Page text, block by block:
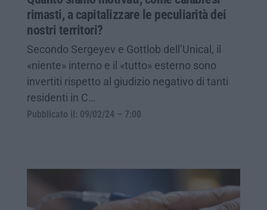
rimasti, a capitalizzare le peculiarità dei
nostri territori?
Secondo Sergeyev e Gottlob dell’Unical, il
«niente» interno e il «tutto» esterno sono
invertiti rispetto al giudizio negativo di tanti
residenti in C…
Pubblicato il: 09/02/24 – 7:00